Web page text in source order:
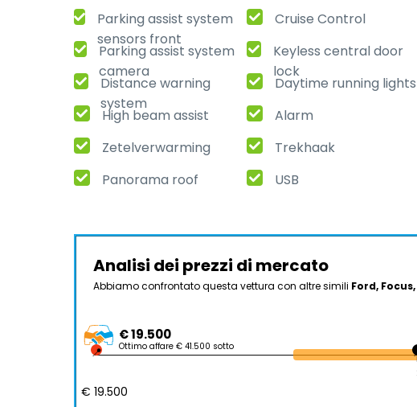
Parking assist system
sensors front
Cruise Control
Parking assist system
camera
Keyless central door
lock
Distance warning
system
Daytime running lights
High beam assist
Alarm
Zetelverwarming
Trekhaak
Panorama roof USB
Analisi dei prezzi di mercato
Abbiamo confrontato questa vettura con altre simili Ford,
€ 19.500
Ottimo affare € 41.500 sotto
€ 19.500